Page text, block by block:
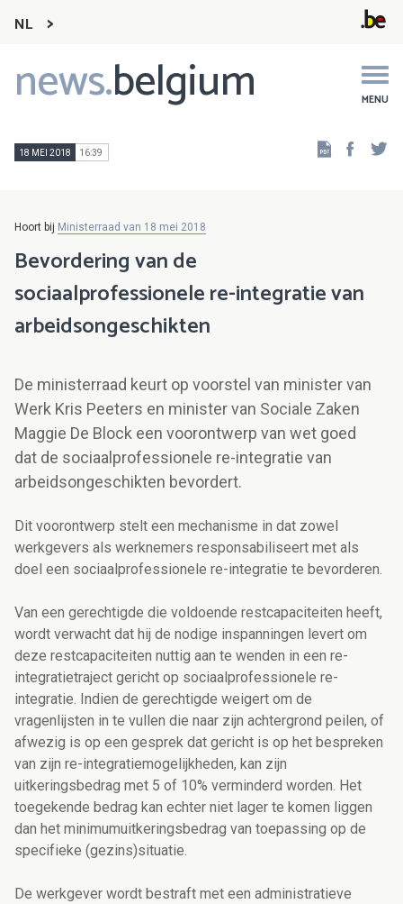
NL
news.belgium MENU
Main
navigation
18 MEI 2018 16:39
Hoort bij Ministerraad van 18 mei 2018
Bevordering van de
sociaalprofessionele re-integratie van
arbeidsongeschikten
De ministerraad keurt op voorstel van minister van
Werk Kris Peeters en minister van Sociale Zaken
Maggie De Block een voorontwerp van wet goed
dat de sociaalprofessionele re-integratie van
arbeidsongeschikten bevordert.
Dit voorontwerp stelt een mechanisme in dat zowel
werkgevers als werknemers responsabiliseert met als
doel een sociaalprofessionele re-integratie te bevorderen.
Van een gerechtigde die voldoende restcapaciteiten heeft,
wordt verwacht dat hij de nodige inspanningen levert om
deze restcapaciteiten nuttig aan te wenden in een re-
integratietraject gericht op sociaalprofessionele re-
integratie. Indien de gerechtigde weigert om de
vragenlijsten in te vullen die naar zijn achtergrond peilen, of
afwezig is op een gesprek dat gericht is op het bespreken
van zijn re-integratiemogelijkheden, kan zijn
uitkeringsbedrag met 5 of 10% verminderd worden. Het
toegekende bedrag kan echter niet lager te komen liggen
dan het minimumuitkeringsbedrag van toepassing op de
specifieke (gezins)situatie.
De werkgever wordt bestraft met een administratieve